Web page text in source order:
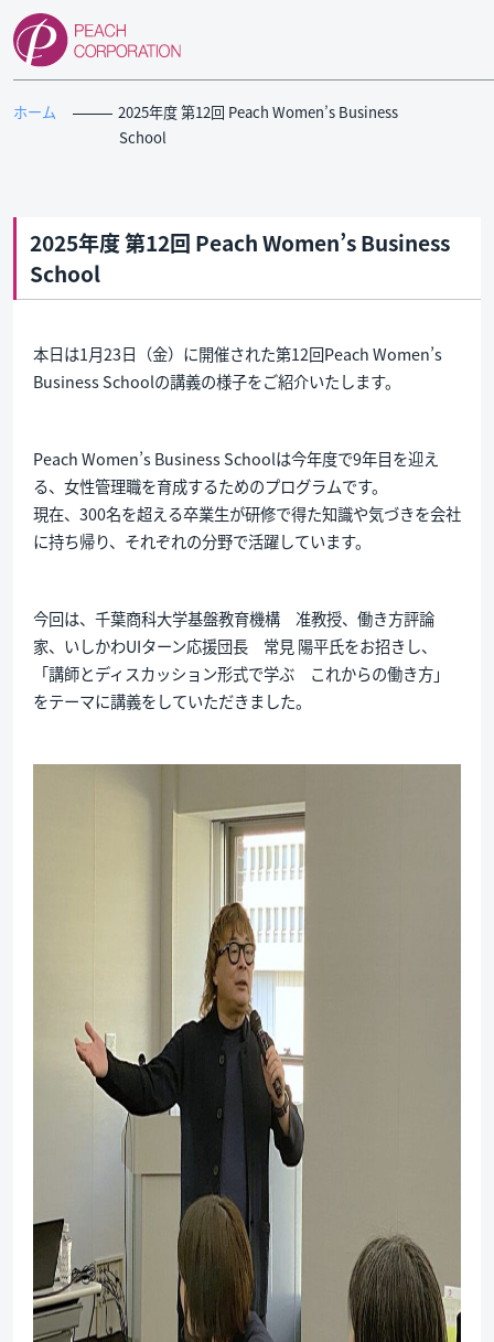
ホーム
2025年度 第12回 Peach Women’s Business
2025年度 第12回 Peach Women’s Business
本日は1月23日（金）に開催された第12回Peach Women’s
Business Schoolの講義の様子をご紹介いたします。
Peach Women’s Business Schoolは今年度で9年目を迎え
る、女性管理職を育成するためのプログラムです。
現在、300名を超える卒業生が研修で得た知識や気づきを会社
に持ち帰り、それぞれの分野で活躍しています。
今回は、千葉商科大学基盤教育機構 准教授、働き方評論
家、いしかわUIターン応援団長 常見 陽平氏をお招きし、
「講師とディスカッション形式で学ぶ これからの働き方」
をテーマに講義をしていただきました。